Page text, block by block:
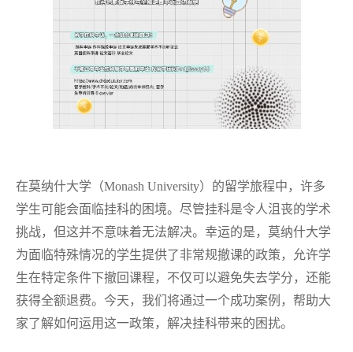
在莫纳什大学（Monash University）的留学旅程中，许多
学生可能会面临挂科的困境。尽管挂科是令人沮丧的学术
挑战，但这并不意味着无法解决。幸运的是，莫纳什大学
为面临特殊情况的学生提供了非常规撤课的政策，允许学
生在特定条件下撤回课程，不仅可以避免失去学分，还能
获得全额退费。今天，我们将通过一个成功案例，帮助大
家了解如何运用这一政策，解决挂科带来的困扰。